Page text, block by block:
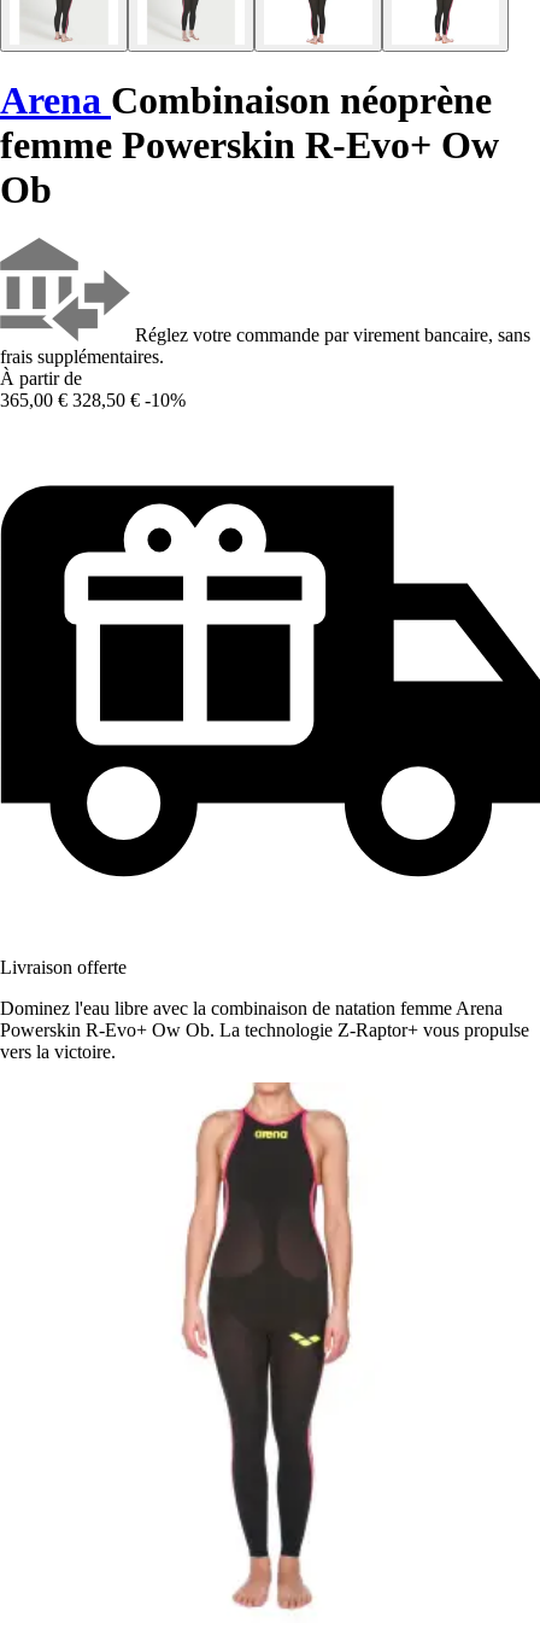
Arena Combinaison néoprène
femme Powerskin R-Evo+ Ow
Ob
Réglez votre commande par virement bancaire, sans
frais supplémentaires.
À partir de
365,00 € 328,50 € -10%
Livraison offerte
Dominez l'eau libre avec la combinaison de natation femme Arena
Powerskin R-Evo+ Ow Ob. La technologie Z-Raptor+ vous propulse
vers la victoire.